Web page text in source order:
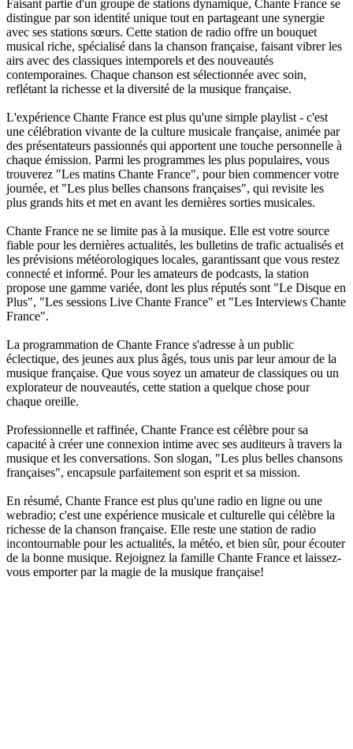
Faisant partie d'un groupe de stations dynamique, Chante France se
distingue par son identité unique tout en partageant une synergie
avec ses stations sœurs. Cette station de radio offre un bouquet
musical riche, spécialisé dans la chanson française, faisant vibrer les
airs avec des classiques intemporels et des nouveautés
contemporaines. Chaque chanson est sélectionnée avec soin,
reflétant la richesse et la diversité de la musique française.
L'expérience Chante France est plus qu'une simple playlist - c'est
une célébration vivante de la culture musicale française, animée par
des présentateurs passionnés qui apportent une touche personnelle à
chaque émission. Parmi les programmes les plus populaires, vous
trouverez "Les matins Chante France", pour bien commencer votre
journée, et "Les plus belles chansons françaises", qui revisite les
plus grands hits et met en avant les dernières sorties musicales.
Chante France ne se limite pas à la musique. Elle est votre source
fiable pour les dernières actualités, les bulletins de trafic actualisés et
les prévisions météorologiques locales, garantissant que vous restez
connecté et informé. Pour les amateurs de podcasts, la station
propose une gamme variée, dont les plus réputés sont "Le Disque en
Plus", "Les sessions Live Chante France" et "Les Interviews Chante
France".
La programmation de Chante France s'adresse à un public
éclectique, des jeunes aux plus âgés, tous unis par leur amour de la
musique française. Que vous soyez un amateur de classiques ou un
explorateur de nouveautés, cette station a quelque chose pour
chaque oreille.
Professionnelle et raffinée, Chante France est célèbre pour sa
capacité à créer une connexion intime avec ses auditeurs à travers la
musique et les conversations. Son slogan, "Les plus belles chansons
françaises", encapsule parfaitement son esprit et sa mission.
En résumé, Chante France est plus qu'une radio en ligne ou une
webradio; c'est une expérience musicale et culturelle qui célèbre la
richesse de la chanson française. Elle reste une station de radio
incontournable pour les actualités, la météo, et bien sûr, pour écouter
de la bonne musique. Rejoignez la famille Chante France et laissez-
vous emporter par la magie de la musique française!